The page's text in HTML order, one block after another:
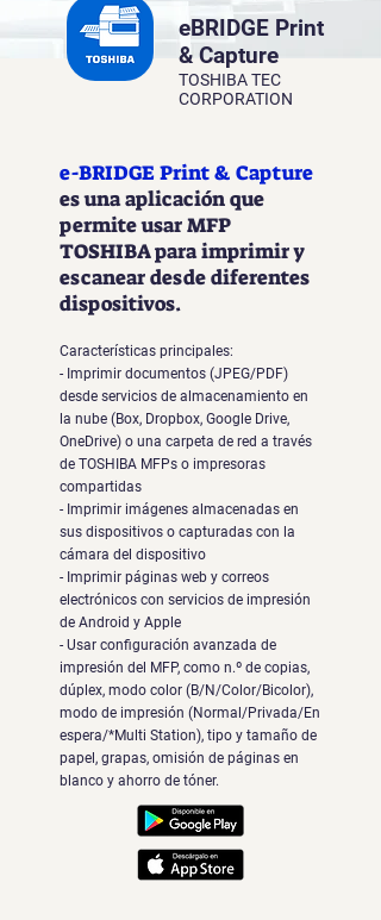
eBRIDGE Print
& Capture
TOSHIBA TEC
CORPORATION
e-BRIDGE Print & Capture
es una aplicación que
permite usar MFP
TOSHIBA para imprimir y
escanear desde diferentes
dispositivos.
Características principales:
- Imprimir documentos (JPEG/PDF)
desde servicios de almacenamiento en
la nube (Box, Dropbox, Google Drive,
OneDrive) o una carpeta de red a través
de TOSHIBA MFPs o impresoras
compartidas
- Imprimir imágenes almacenadas en
sus dispositivos o capturadas con la
cámara del dispositivo
- Imprimir páginas web y correos
electrónicos con servicios de impresión
de Android y Apple
- Usar configuración avanzada de
impresión del MFP, como n.º de copias,
dúplex, modo color (B/N/Color/Bicolor),
modo de impresión (Normal/Privada/En
espera/*Multi Station), tipo y tamaño de
papel, grapas, omisión de páginas en
blanco y ahorro de tóner.